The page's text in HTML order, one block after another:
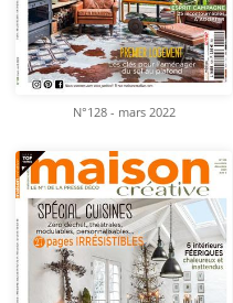
N°128 - mars 2022